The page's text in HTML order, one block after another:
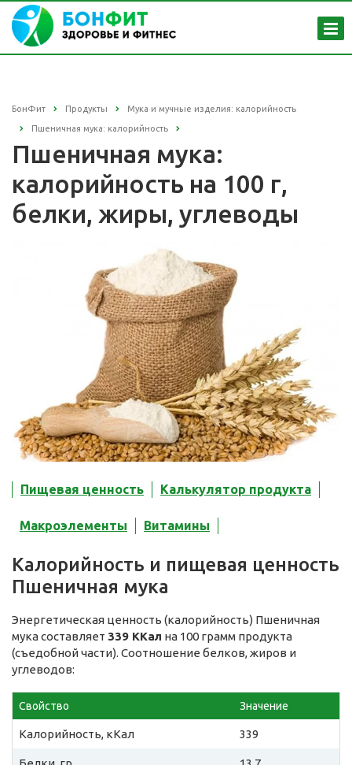
БонФит Продукты Мука и мучные изделия: калорийность
Пшеничная мука: калорийность
Пшеничная мука:
калорийность на 100 г,
белки, жиры, углеводы
Пищевая ценность Калькулятор продукта
Макроэлементы Витамины
Калорийность и пищевая ценность
Пшеничная мука
Энергетическая ценность (калорийность) Пшеничная
мука составляет 339 ККал на 100 грамм продукта
(съедобной части). Соотношение белков, жиров и
углеводов:
Свойство Значение
Калорийность, кКал 339